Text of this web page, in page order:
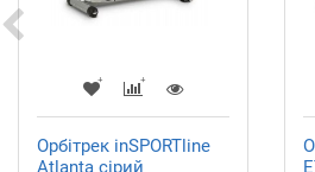
Орбітрек inSPORTline
Atlanta сірий